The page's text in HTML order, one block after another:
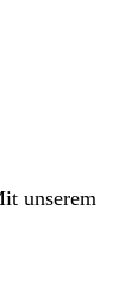
unserem